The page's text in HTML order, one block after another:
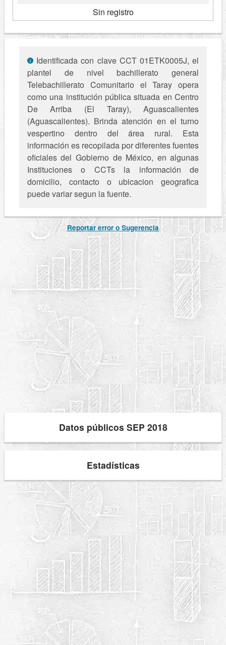
Sin registro
Identificada con clave CCT 01ETK0005J, el
plantel de nivel bachillerato general
Telebachillerato Comunitario el Taray opera
como una institución pública situada en Centro
De Arriba (El Taray), Aguascalientes
(Aguascalientes). Brinda atención en el turno
vespertino dentro del área rural. Esta
información es recopilada por diferentes fuentes
oficiales del Gobierno de México, en algunas
Instituciones o CCTs la información de
domicilio, contacto o ubicacion geografica
puede variar segun la fuente.
Reportar error o Sugerencia
Datos públicos SEP 2018
Estadísticas